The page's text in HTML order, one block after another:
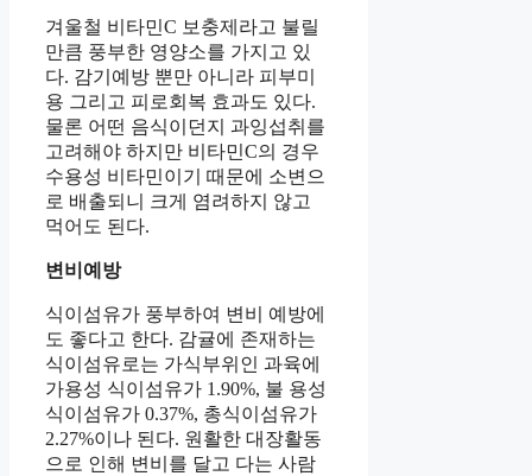
겨울철 비타민C 보충제라고 불릴
만큼 풍부한 영양소를 가지고 있
다. 감기예방 뿐만 아니라 피부미
용 그리고 피로회복 효과도 있다.
물론 어떤 음식이던지 과잉섭취를
고려해야 하지만 비타민C의 경우
수용성 비타민이기 때문에 소변으
로 배출되니 크게 염려하지 않고
먹어도 된다.
변비예방
식이섬유가 풍부하여 변비 예방에
도 좋다고 한다. 감귤에 존재하는
식이섬유로는 가식부위인 과육에
가용성 식이섬유가 1.90%, 불 용성
식이섬유가 0.37%, 총식이섬유가
2.27%이나 된다. 원활한 대장활동
으로 인해 변비를 달고 다는 사람